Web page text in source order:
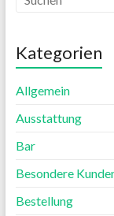
Kategorien
Allgemein
Ausstattung
Bar
Besondere
Bestellung